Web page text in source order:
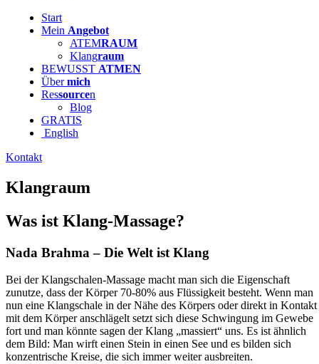
Start
Mein Angebot
ATEMRAUM
Klangraum
BEWUSST ATMEN
Übermich
Ressourcen
Blog
GRATIS
English
Kontakt
Klangraum
Was ist Klang-Massage?
Nada Brahma – Die Welt ist Klang
Bei der Klangschalen-Massage macht man sich die Eigenschaft
zunutze, dass der Körper 70-80% aus Flüssigkeit besteht. Wenn man
nun eine Klangschale in der Nähe des Körpers oder direkt in Kontakt
mit dem Körper anschlägelt setzt sich diese Schwingung im Gewebe
fort und man könnte sagen der Klang „massiert“ uns. Es ist ähnlich
dem Bild: Man wirft einen Stein in einen See und es bilden sich
konzentrische Kreise, die sich immer weiter ausbreiten.